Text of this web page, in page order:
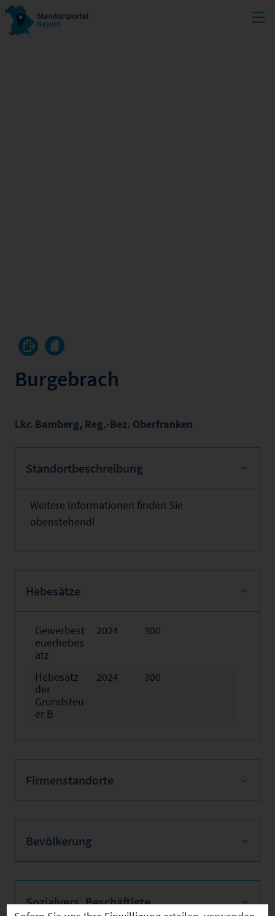
Burgebrach
Lkr. Bamberg, Reg.-Bez. Oberfranken
Standortbeschreibung
Weitere Informationen finden Sie
obenstehend!
Hebesätze
Gewerbest
euerhebes
atz
2024 300
Hebesatz
der
Grundsteu
er B
2024 300
Firmenstandorte
Bevölkerung
Sozialvers. Beschäftigte